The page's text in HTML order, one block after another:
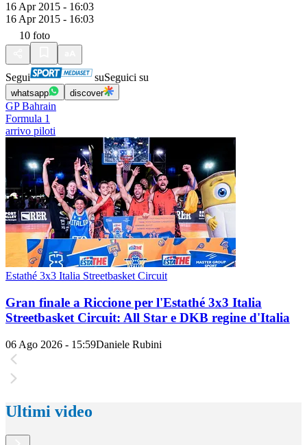
16 Apr 2015 - 16:03
16 Apr 2015 - 16:03
10 foto
Segui suSeguici su
whatsapp discover
GP Bahrain
Formula 1
arrivo piloti
Estathé 3x3 Italia Streetbasket Circuit
Gran finale a Riccione per l'Estathé 3x3 Italia
Streetbasket Circuit: All Star e DKB regine d'Italia
06 Ago 2026 - 15:59Daniele Rubini
Ultimi video